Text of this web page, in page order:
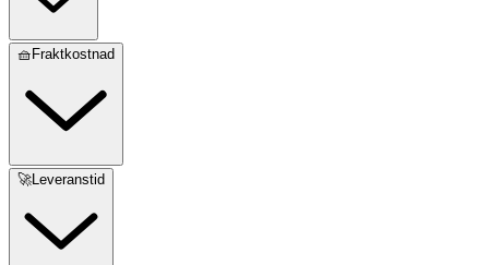
🧺Fraktkostnad
🚀Leveranstid